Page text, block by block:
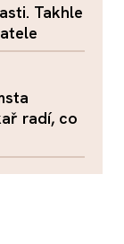
Takhle
radí, co